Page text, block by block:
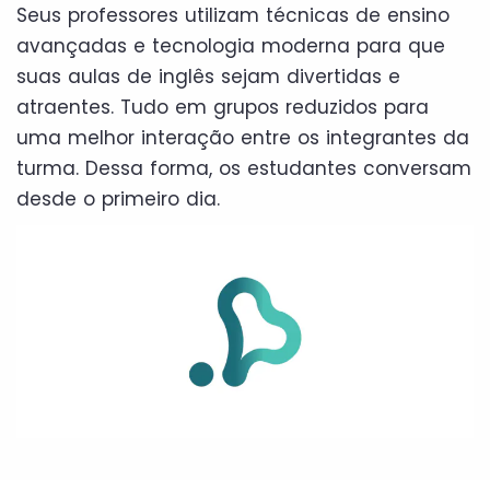
Seus professores utilizam técnicas de ensino
avançadas e tecnologia moderna para que
suas aulas de inglês sejam divertidas e
atraentes. Tudo em grupos reduzidos para
uma melhor interação entre os integrantes da
turma. Dessa forma, os estudantes conversam
desde o primeiro dia.